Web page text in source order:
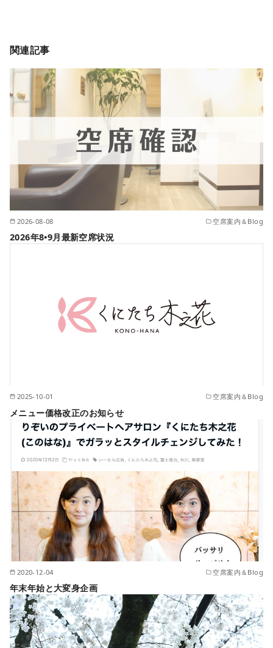
関連記事
2026-08-08 空席案内＆Blog
2026年8•9月最新空席状況
2025-10-01 空席案内＆Blog
メニュー価格改正のお知らせ
2020-12-04 空席案内＆Blog
年末年始と大変身企画